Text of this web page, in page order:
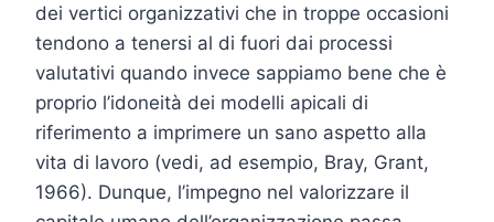
dei vertici organizzativi che in troppe occasioni
tendono a tenersi al di fuori dai processi
valutativi quando invece sappiamo bene che è
proprio l’idoneità dei modelli apicali di
riferimento a imprimere un sano aspetto alla
vita di lavoro (vedi, ad esempio, Bray, Grant,
1966). Dunque, l’impegno nel valorizzare il